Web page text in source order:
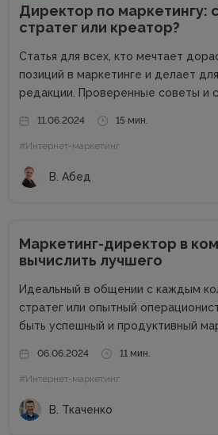
Директор по маркетингу:
стратег или креатор?
Статья для всех, кто мечтает
позиций в маркетинге и делает для
редакции. Проверенные советы и
на наш телеграм-канал и
новую порцию...
11.06.2024 15 мин.
#Интернет-маркетинг
В. Абед
Маркетинг-директор в
вычислить лучшего
Идеальный в общении с каждым
стратег или опытный
быть успешный и продуктивный
Directors Day рассказал Виталий Ткаченко.
соучредитель Tkachenko &
имеет огромный опыт...
06.06.2024 11 мин.
#Интернет-маркетинг
В. Ткаченко